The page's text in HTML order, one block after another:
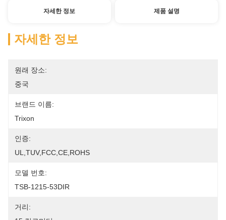
자세한 정보 제품 설명
자세한 정보
원래 장소:
중국
브랜드 이름:
Trixon
인증:
UL,TUV,FCC,CE,ROHS
모델 번호:
TSB-1215-53DIR
거리: